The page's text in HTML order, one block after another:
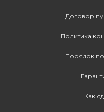
Договор
Политика
Порядок
Как